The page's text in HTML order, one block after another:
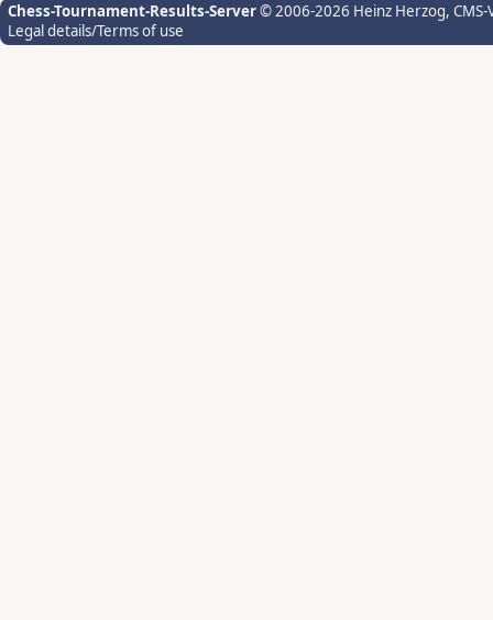
Chess-Tournament-Results-Server© 2006-2026 Heinz Herzog,
Legal details/Terms of use